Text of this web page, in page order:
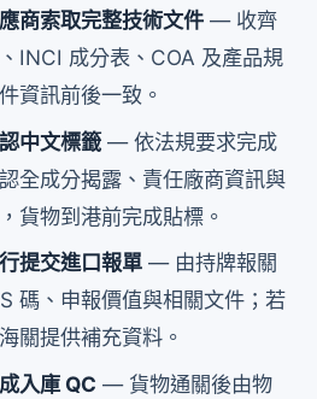
商索取完整技術文件 — 收齊
INCI 成分表、COA 及產品規
資訊前後一致。
中文標籤— 依法規要求完成
全成分揭露、責任廠商資訊與
貨物到港前完成貼標。
提交進口報單 — 由持牌報關
碼、申報價值與相關文件；若
關提供補充資料。
入庫 QC — 貨物通關後由物